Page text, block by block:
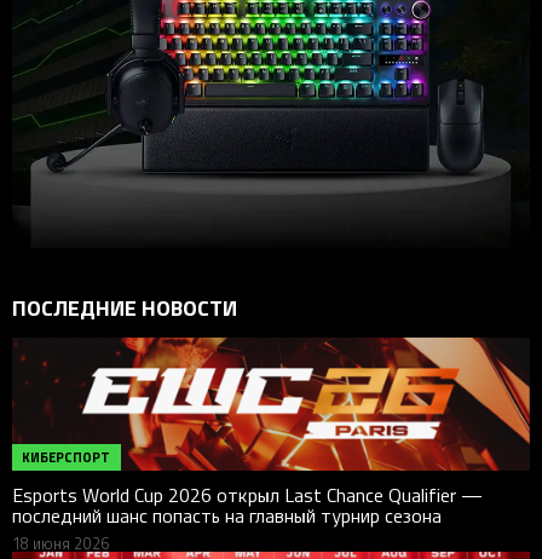
ПОСЛЕДНИЕ НОВОСТИ
КИБЕРСПОРТ
Esports World Cup 2026 открыл Last Chance Qualifier —
последний шанс попасть на главный турнир сезона
18 июня 2026